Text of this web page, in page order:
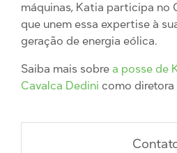
máquinas, Katia participa no
que unem essa expertise à
geração de energia eólica.
Saiba mais sobre a posse de
Cavalca Dedini como diretora